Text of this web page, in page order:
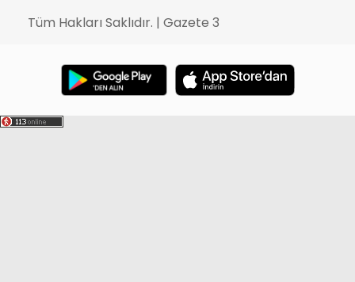
Tüm Hakları Saklıdır. | Gazete 3